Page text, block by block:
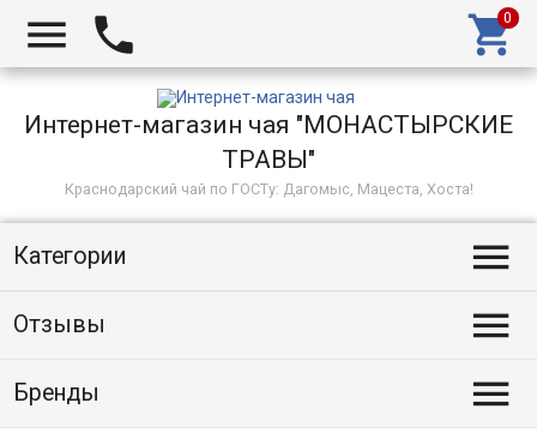
  
Интернет-магазин чая "МОНАСТЫРСКИЕ
ТРАВЫ"
Краснодарский чай по ГОСТу: Дагомыс, Мацеста, Хоста!
Категории 
Отзывы 
Бренды 